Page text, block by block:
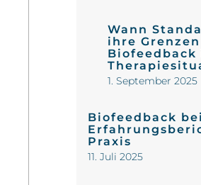
Wann
ihre
1. September 2025
Biofeedback
Praxis
11. Juli 2025